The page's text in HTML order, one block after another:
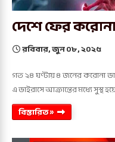
দেশে ফের
রবিবার, জুন ০৮, ২০২৫
গত ২৪ ঘণ্টায় ৪ জনের করোনা
এ ভাইরাসে আক্রান্তের মধ্যে সুস্থ
বিস্তারিত »